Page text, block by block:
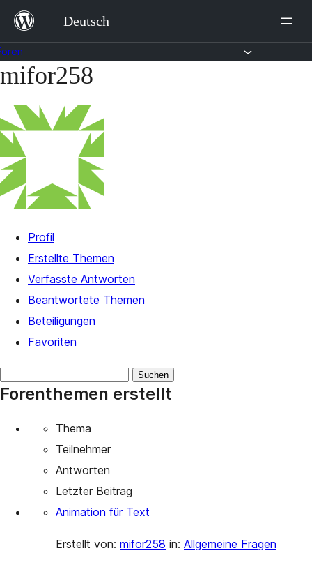
Zum
Inhalt
springen
Deutsch
Zum
springen
mifor258
Profil
Erstellte Themen
Verfasste Antworten
Beantwortete Themen
Beteiligungen
Favoriten
suchen:
Forenthemen erstellt
Thema
Teilnehmer
Antworten
Letzter Beitrag
Animation für Text
Erstellt von: mifor258 in: Allgemeine Fragen